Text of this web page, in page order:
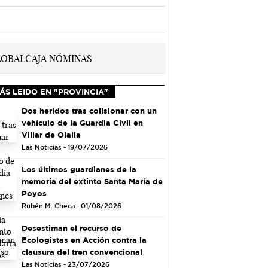
LEIDO EN "PROVINCIA"
Dos heridos tras colisionar con un
vehículo de la Guardia Civil en
Villar de Olalla
Las Noticias - 19/07/2026
Los últimos guardianes de la
memoria del extinto Santa María de
Poyos
Rubén M. Checa - 01/08/2026
Desestiman el recurso de
Ecologistas en Acción contra la
clausura del tren convencional
Las Noticias - 23/07/2026